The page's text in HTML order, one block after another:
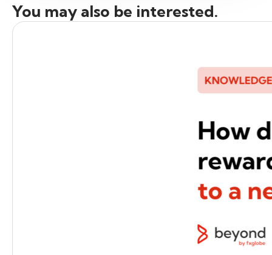
You may also be interested.